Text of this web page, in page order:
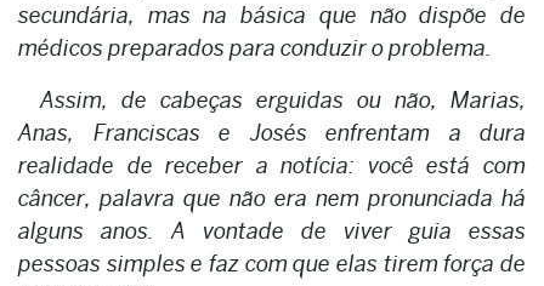
secundária, mas na básica que não dispõe de
médicos preparados para conduzir o problema.
Assim, de cabeças erguidas ou não, Marias,
Anas, Franciscas e Josés enfrentam a dura
realidade de receber a notícia: você está com
câncer, palavra que não era nem pronunciada há
alguns anos. A vontade de viver guia essas
pessoas simples e faz com que elas tirem força de